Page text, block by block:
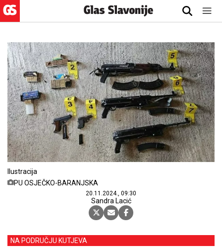
Ilustracija
PU OSJEČKO-BARANJSKA
20.11.2024., 09:30
Sandra Lacić
NA PODRUČJU KUTJEVA